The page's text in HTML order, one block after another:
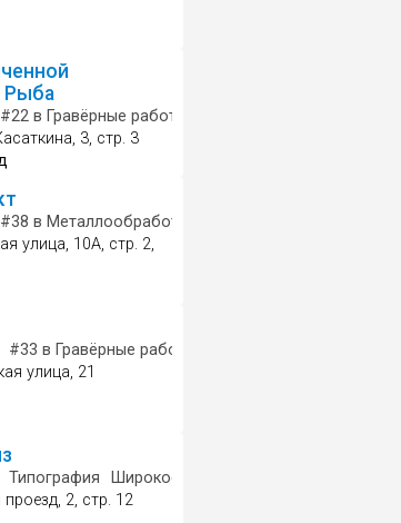
Рыба
#22 в Гравёрные работы
3, стр. 3
#38 в Металлообработка
улица, 10А, стр. 2,
#33 в Гравёрные работы
улица, 21
Типография
Широкоформатная печать
2, стр. 12